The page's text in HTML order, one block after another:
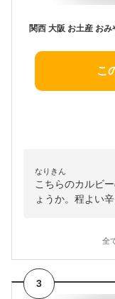
こ
なりきん
こちらのカルビ
ょうか。程よい
全
3